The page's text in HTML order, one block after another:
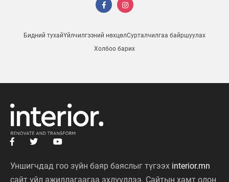
Бидний тухайҮйлчилгээний нөхцөлСурталчилгаа байршуулах
Холбоо барих
Уншигчдад гоо зүйн баяр баяслыг түгээх interior.mn
сайт үйл ажиллагаагаа эхлүүллээ. Сайтын хамт олон